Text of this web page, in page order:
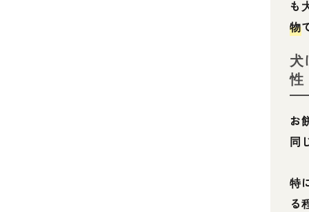
も
物
犬
性
お
同
特
る